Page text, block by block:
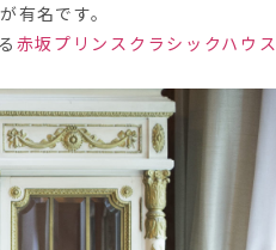
有名です。
赤坂プリンスクラシックハウス